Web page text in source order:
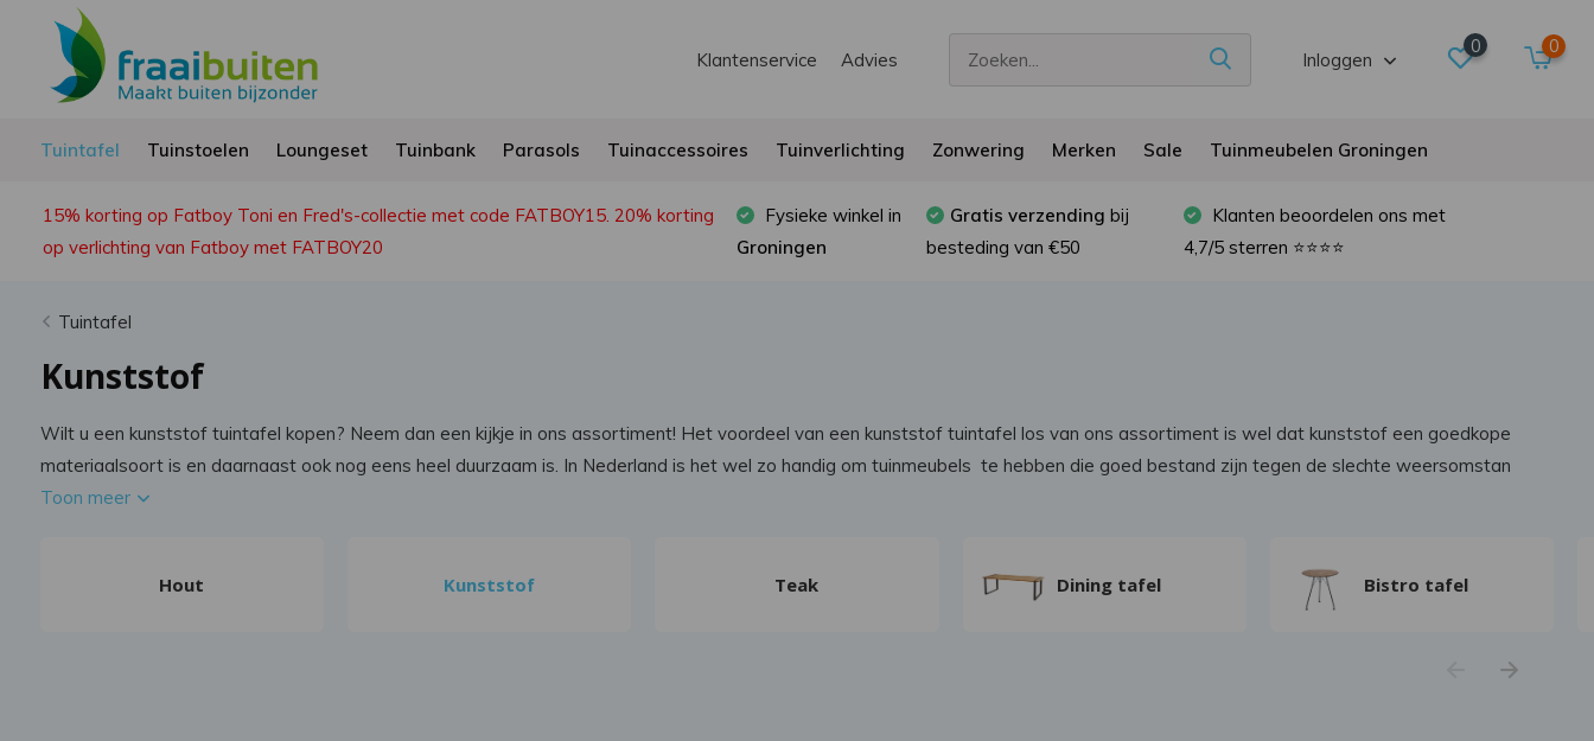
Klantenservice Advies Inloggen
0 0
Tuintafel Tuinstoelen Loungeset Tuinbank Parasols Tuinaccessoires Tuinverlichting Zonwering Merken Sale Tuinmeubelen Groningen
15% korting op Fatboy Toni en Fred's-collectie met code FATBOY15. 20% korting
op verlichting van Fatboy met FATBOY20
Fysieke winkel in
Groningen
Gratis verzending bij
besteding van €50
Klanten beoordelen ons met
4,7/5 sterren ⭐⭐⭐⭐
Tuintafel
Kunststof
Wilt u een kunststof tuintafel kopen? Neem dan een kijkje in ons assortiment! Het voordeel van een kunststof tuintafel los van ons assortiment is wel dat kunststof een goedkope
materiaalsoort is en daarnaast ook nog eens heel duurzaam is. In Nederland is het wel zo handig om tuinmeubels te hebben die goed bestand zijn tegen de slechte weersomstan
Toon meer
Hout Kunststof Teak Dining tafel Bistro tafel